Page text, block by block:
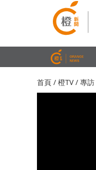
首頁 / 橙TV/ 專訪